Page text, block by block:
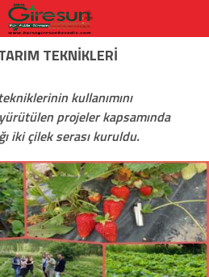
TEKNIKLERI
kullanımını
projeler kapsamında
iki çilek serası kuruldu.